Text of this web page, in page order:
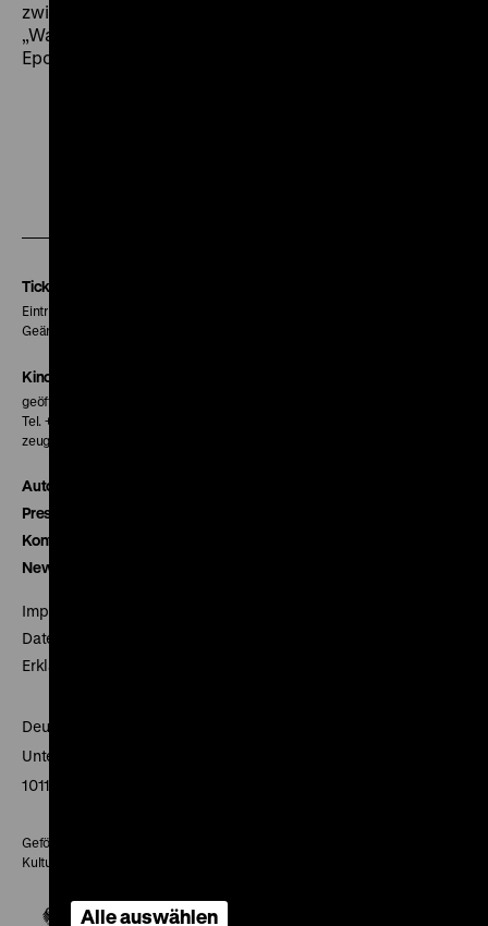
zwischen Sehnsucht, Verunsicherung und Glück – nur:
„Warum heißt es Unzucht?“ Ein Schlüsselwerk seiner
Epoche. (chh)
Tickets
Eintritt 5 €
Geänderte Preise sind im Programm vermerkt.
Kinokasse
geöffnet 30 Minuten vor Beginn der ersten Vorstellung
Tel. + 49 30 20304-770
zeughauskino@dhm.de
Autor*innen
Presse
Kontakt
Newsletter
Impressum
Datenschutz
Erklärung digitale Barrierefreiheit
Deutsches Historisches Museum
Unter den Linden 2
10117 Berlin
Gefördert mit Mitteln des Beauftragten der Bundesregierung für
Kultur und Medien
Alle auswählen